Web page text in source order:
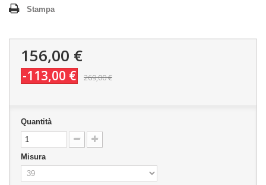
Stampa
156,00 €
-113,00 € 269,00 €
Quantità
Misura